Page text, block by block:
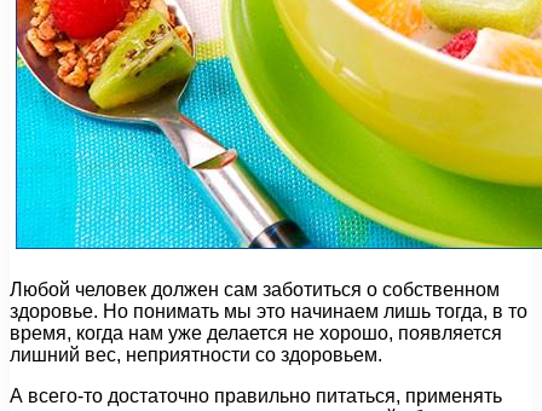
Любой человек должен сам заботиться о собственном
здоровье. Но понимать мы это начинаем лишь тогда, в то
время, когда нам уже делается не хорошо, появляется
лишний вес, неприятности со здоровьем.
А всего-то достаточно правильно питаться, применять